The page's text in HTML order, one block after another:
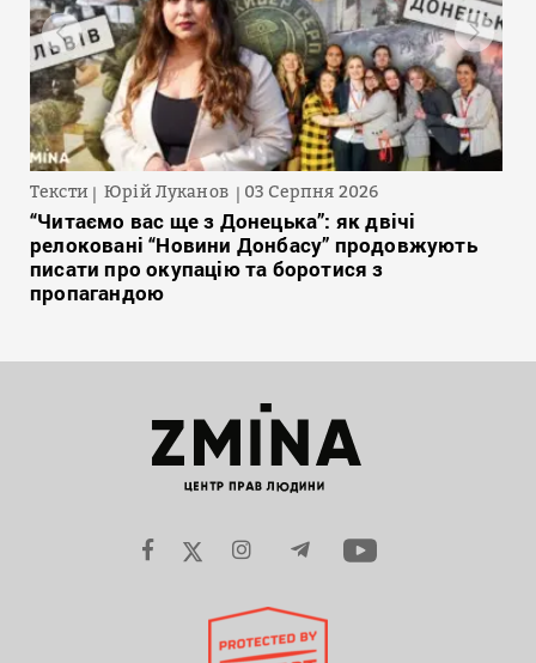
Тексти Юрій Луканов 03 Серпня 2026
“Читаємо вас ще з Донецька”: як двічі
релоковані “Новини Донбасу” продовжують
писати про окупацію та боротися з
пропагандою